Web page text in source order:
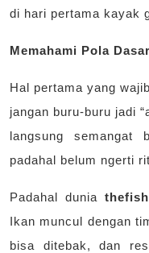
di hari pertama kayak
Memahami Pola
Hal pertama yang
jangan buru-buru jadi
langsung
padahal belum ngerti
Padahal dunia
Ikan muncul dengan
bisa ditebak, dan